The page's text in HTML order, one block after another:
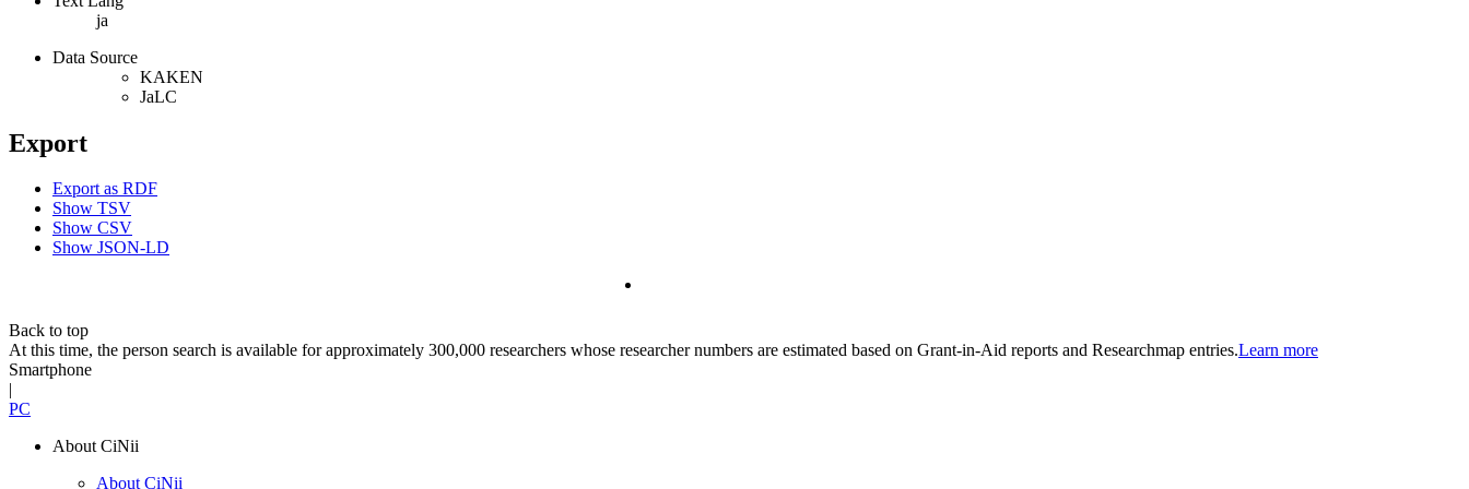
ja
Data Source
KAKEN
JaLC
Export
Export as RDF
Show TSV
Show CSV
Show JSON-LD
Back to top
At this time, the person search is available for approximately 300,000 researchers whose researcher numbers are estimated based on Grant-in-Aid reports and Researchmap entries.Learn more
Smartphone
|
PC
About CiNii
About CiNii